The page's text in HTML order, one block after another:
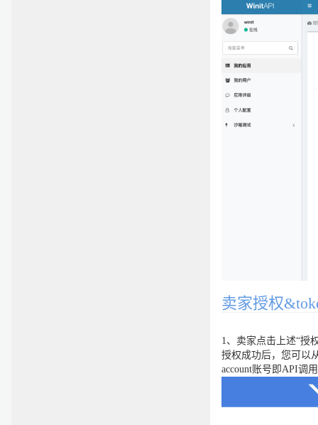
卖家授权
1、卖家点击上述“授
授权成功后，您可以
account账号即API调